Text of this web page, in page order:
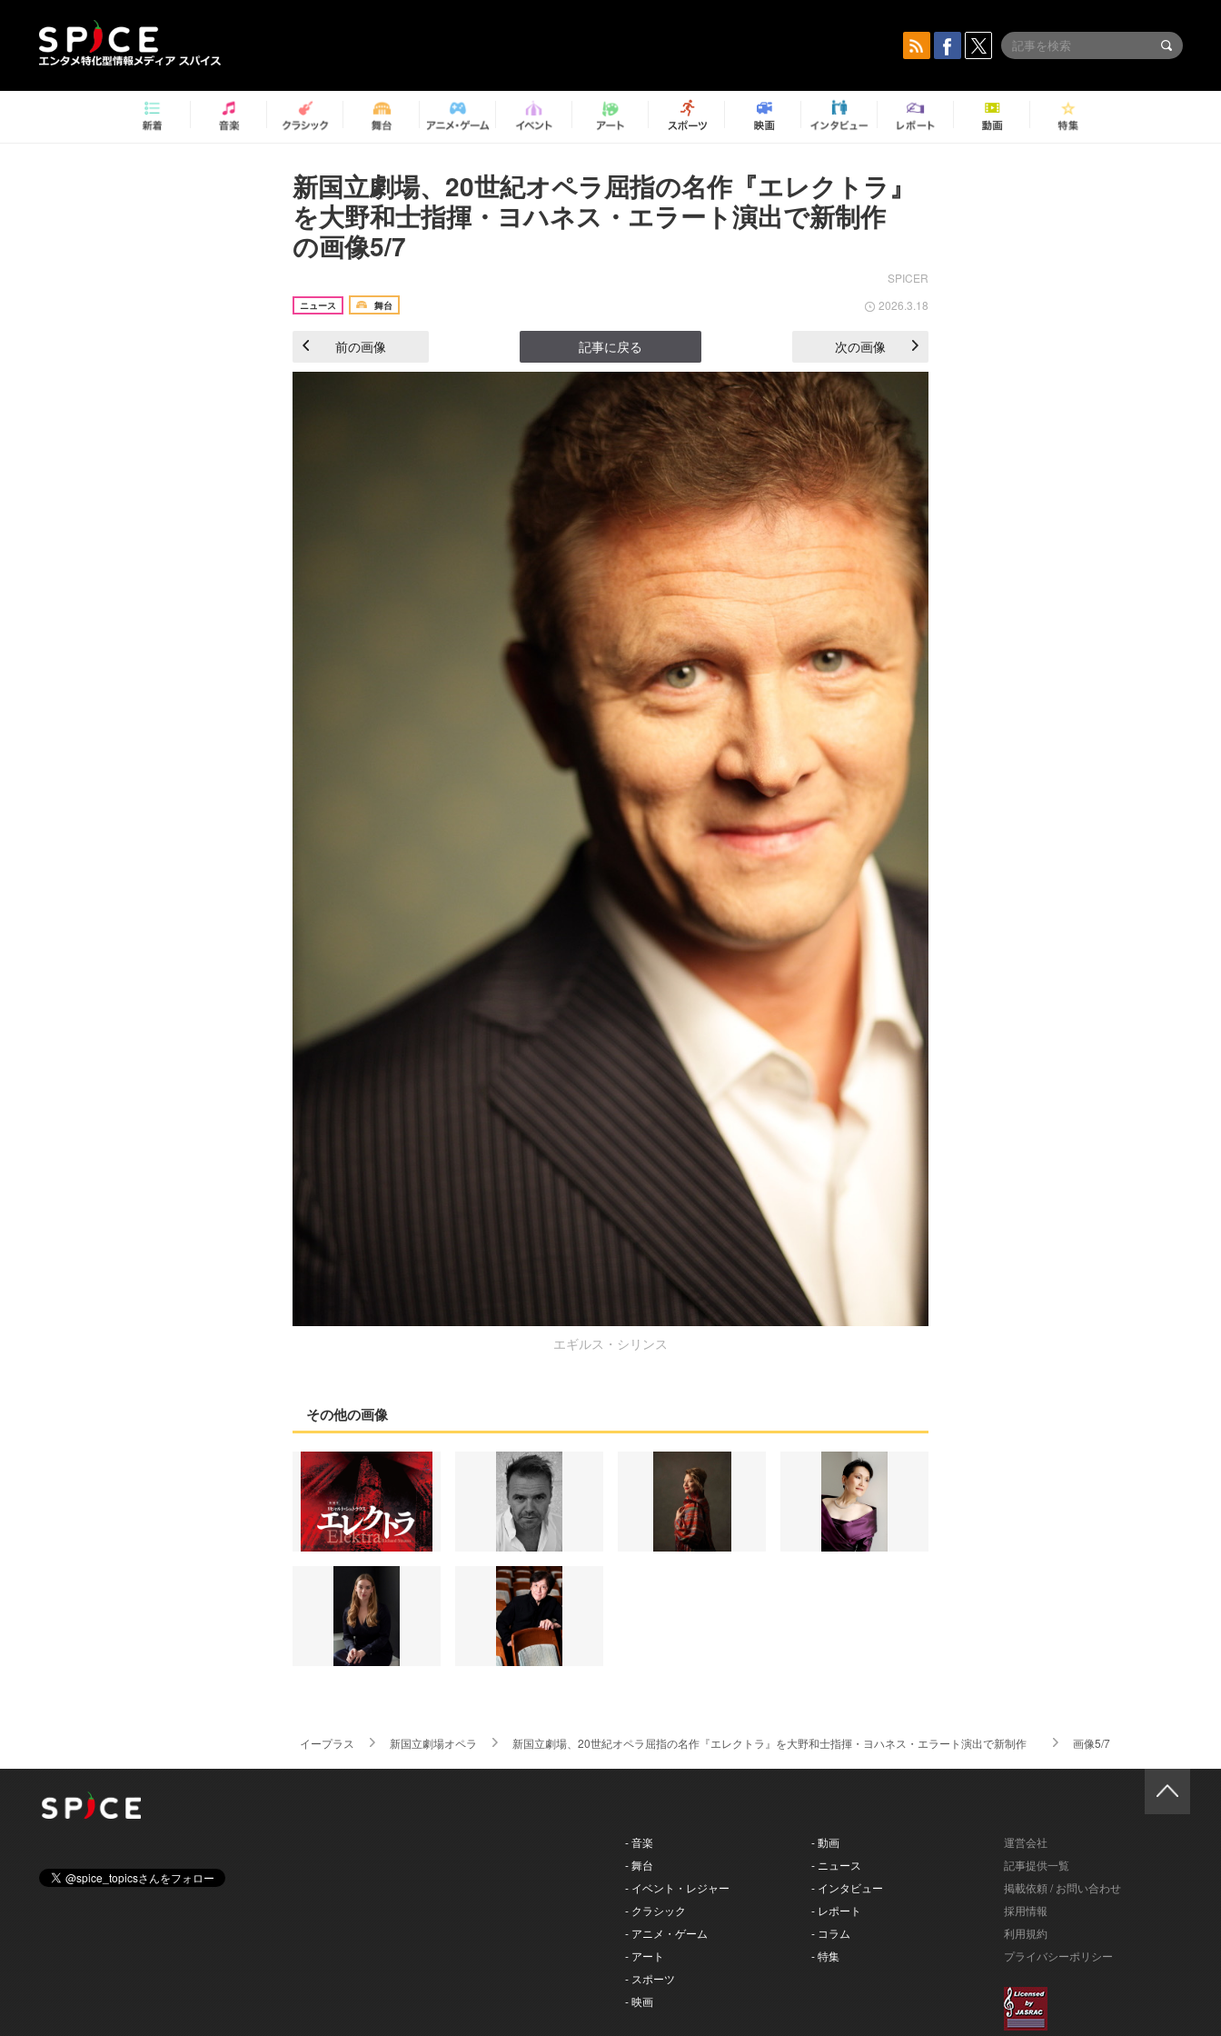
新国立劇場、20世紀オペラ屈指の名作『エレクトラ』
を大野和士指揮・ヨハネス・エラート演出で新制作
の画像5/7
SPICER
ニュース 舞台 2026.3.18
前の画像 記事に戻る 次の画像
エギルス・シリンス
その他の画像
イープラス 新国立劇場オペラ 新国立劇場、20世紀オペラ屈指の名作『エレクトラ』を大野和士指揮・ヨハネス・エラート演出で新制作 画像5/7
- 音楽
- 舞台
- イベント・レジャー
- クラシック
- アニメ・ゲーム
- アート
- スポーツ
- 映画
- 動画
- ニュース
- インタビュー
- レポート
- コラム
- 特集
運営会社
記事提供一覧
掲載依頼 / お問い合わせ
採用情報
利用規約
プライバシーポリシー